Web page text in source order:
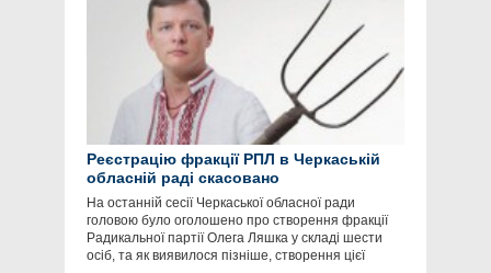
Реєстрацію фракції РПЛ в Черкаській
обласній раді скасовано
На останній сесії Черкаської обласної ради
головою було оголошено про створення фракції
Радикальної партії Олега Ляшка у складі шести
осіб, та як виявилося пізніше, створення цієї